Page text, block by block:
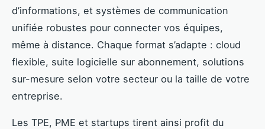
d’informations, et systèmes de communication
unifiée robustes pour connecter vos équipes,
même à distance. Chaque format s’adapte : cloud
flexible, suite logicielle sur abonnement, solutions
sur-mesure selon votre secteur ou la taille de votre
entreprise.
Les TPE, PME et startups tirent ainsi profit du